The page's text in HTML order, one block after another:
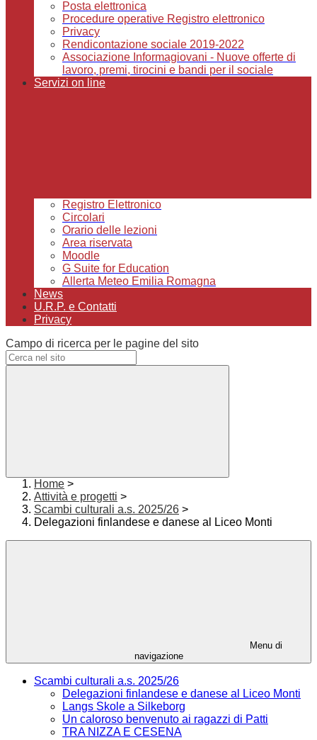
Posta elettronica
Procedure operative Registro elettronico
Privacy
Rendicontazione sociale 2019-2022
Associazione Informagiovani - Nuove offerte di
lavoro, premi, tirocini e bandi per il sociale
Servizi on line
Registro Elettronico
Circolari
Orario delle lezioni
Area riservata
Moodle
G Suite for Education
Allerta Meteo Emilia Romagna
News
U.R.P. e Contatti
Privacy
Campo di ricerca per le pagine del sito
Home >
Attività e progetti >
Scambi culturali a.s. 2025/26 >
Delegazioni finlandese e danese al Liceo Monti
Menu di
navigazione
Scambi culturali a.s. 2025/26
Delegazioni finlandese e danese al Liceo Monti
Langs Skole a Silkeborg
Un caloroso benvenuto ai ragazzi di Patti
TRA NIZZA E CESENA